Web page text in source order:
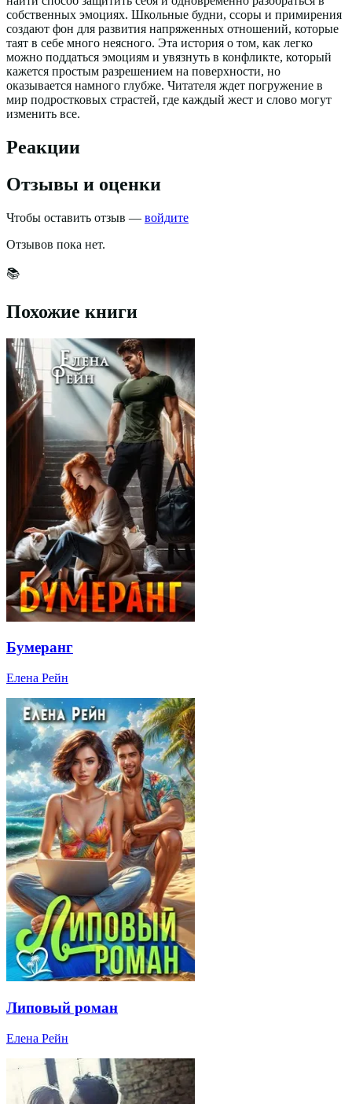
собственных эмоциях. Школьные будни, ссоры и примирения
создают фон для развития напряженных отношений, которые
таят в себе много неясного. Эта история о том, как легко
можно поддаться эмоциям и увязнуть в конфликте, который
кажется простым разрешением на поверхности, но
оказывается намного глубже. Читателя ждет погружение в
мир подростковых страстей, где каждый жест и слово могут
изменить все.
Реакции
Отзывы и оценки
Чтобы оставить отзыв — войдите
Отзывов пока нет.
📚
Похожие книги
Бумеранг
Елена Рейн
Липовый роман
Елена Рейн